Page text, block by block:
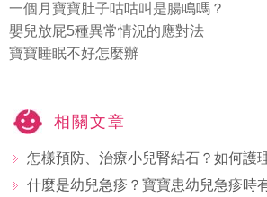
一個月寶寶肚子咕咕叫是腸鳴嗎？
嬰兒放屁5種異常情況的應對法
寶寶睡眠不好怎麼辦
相關文章
怎樣預防、治療小兒腎結石？如何護